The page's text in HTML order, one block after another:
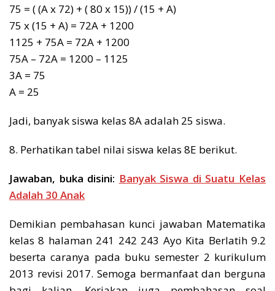
75 = ( (A x 72) + ( 80 x 15)) / (15 + A)
75 x (15 + A) = 72A + 1200
1125 + 75A = 72A + 1200
75A – 72A = 1200 – 1125
3A = 75
A = 25
Jadi, banyak siswa kelas 8A adalah 25 siswa.
8. Perhatikan tabel nilai siswa kelas 8E berikut.
Jawaban, buka disini: Banyak Siswa di Suatu Kelas
Adalah 30 Anak
Demikian pembahasan kunci jawaban Matematika
kelas 8 halaman 241 242 243 Ayo Kita Berlatih 9.2
beserta caranya pada buku semester 2 kurikulum
2013 revisi 2017. Semoga bermanfaat dan berguna